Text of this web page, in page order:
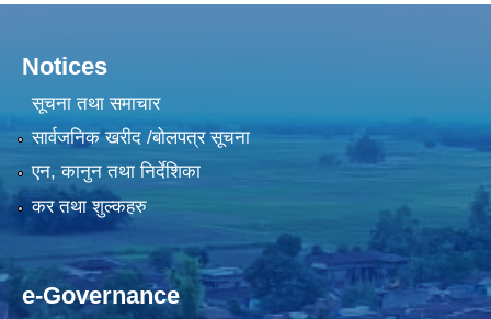
Notices
सूचना तथा समाचार
सार्वजनिक खरीद /बोलपत्र सूचना
एन, कानुन तथा निर्देशिका
कर तथा शुल्कहरु
e-Governance